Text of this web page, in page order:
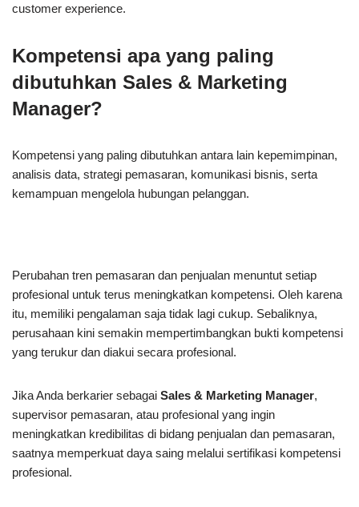
customer experience.
Kompetensi apa yang paling
dibutuhkan Sales & Marketing
Manager?
Kompetensi yang paling dibutuhkan antara lain kepemimpinan,
analisis data, strategi pemasaran, komunikasi bisnis, serta
kemampuan mengelola hubungan pelanggan.
Perubahan tren pemasaran dan penjualan menuntut setiap
profesional untuk terus meningkatkan kompetensi. Oleh karena
itu, memiliki pengalaman saja tidak lagi cukup. Sebaliknya,
perusahaan kini semakin mempertimbangkan bukti kompetensi
yang terukur dan diakui secara profesional.
Jika Anda berkarier sebagai Sales & Marketing Manager,
supervisor pemasaran, atau profesional yang ingin
meningkatkan kredibilitas di bidang penjualan dan pemasaran,
saatnya memperkuat daya saing melalui sertifikasi kompetensi
profesional.